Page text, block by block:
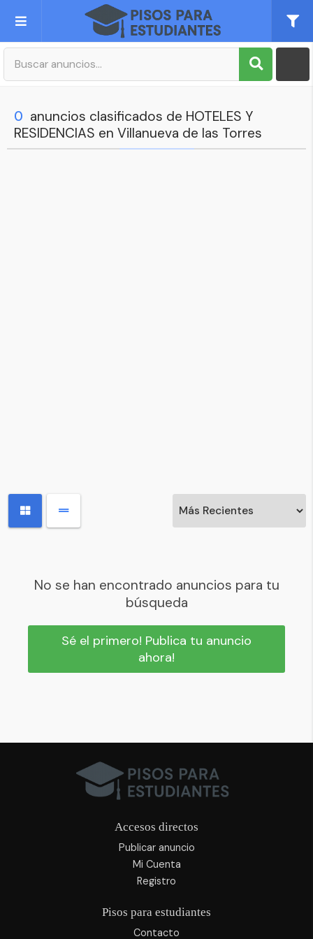
Publica tu Anuncio
Mi cuenta
0 anuncios clasificados de HOTELES Y
RESIDENCIAS en Villanueva de las Torres
No se han encontrado anuncios para tu
búsqueda
Sé el primero! Publica tu anuncio
ahora!
Accesos directos
Publicar anuncio
Mi Cuenta
Registro
Pisos para estudiantes
Contacto